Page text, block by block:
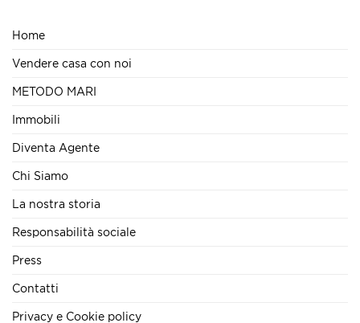
Home
Vendere casa con noi
METODO MARI
Immobili
Diventa Agente
Chi Siamo
La nostra storia
Responsabilità sociale
Press
Contatti
Privacy e Cookie policy